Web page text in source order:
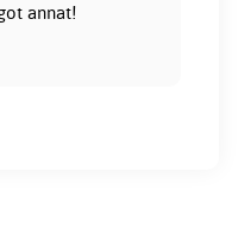
annat!